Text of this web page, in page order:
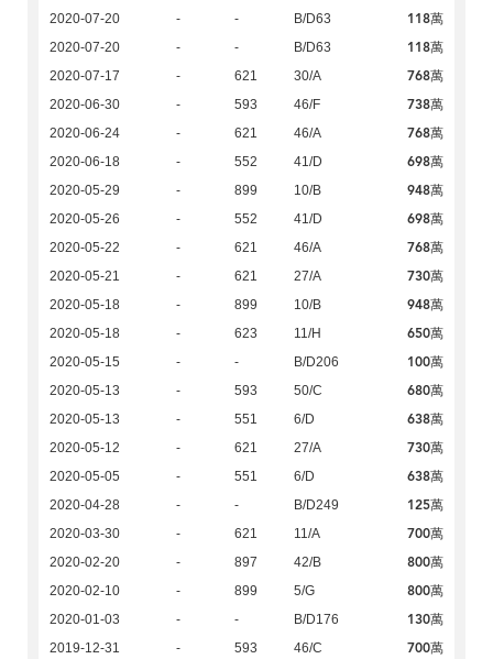
2020-07-20 - - B/D63 118萬
2020-07-20 - - B/D63 118萬
2020-07-17 - 621 30/A 768萬
2020-06-30 - 593 46/F 738萬
2020-06-24 - 621 46/A 768萬
2020-06-18 - 552 41/D 698萬
2020-05-29 - 899 10/B 948萬
2020-05-26 - 552 41/D 698萬
2020-05-22 - 621 46/A 768萬
2020-05-21 - 621 27/A 730萬
2020-05-18 - 899 10/B 948萬
2020-05-18 - 623 11/H 650萬
2020-05-15 - - B/D206 100萬
2020-05-13 - 593 50/C 680萬
2020-05-13 - 551 6/D 638萬
2020-05-12 - 621 27/A 730萬
2020-05-05 - 551 6/D 638萬
2020-04-28 - - B/D249 125萬
2020-03-30 - 621 11/A 700萬
2020-02-20 - 897 42/B 800萬
2020-02-10 - 899 5/G 800萬
2020-01-03 - - B/D176 130萬
2019-12-31 - 593 46/C 700萬